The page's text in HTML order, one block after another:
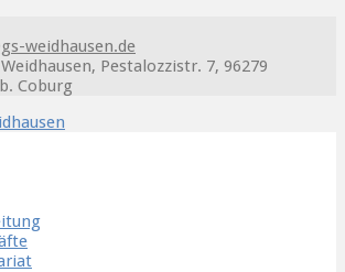
weidhausen.de
Pestalozzistr. 7, 96279
Coburg